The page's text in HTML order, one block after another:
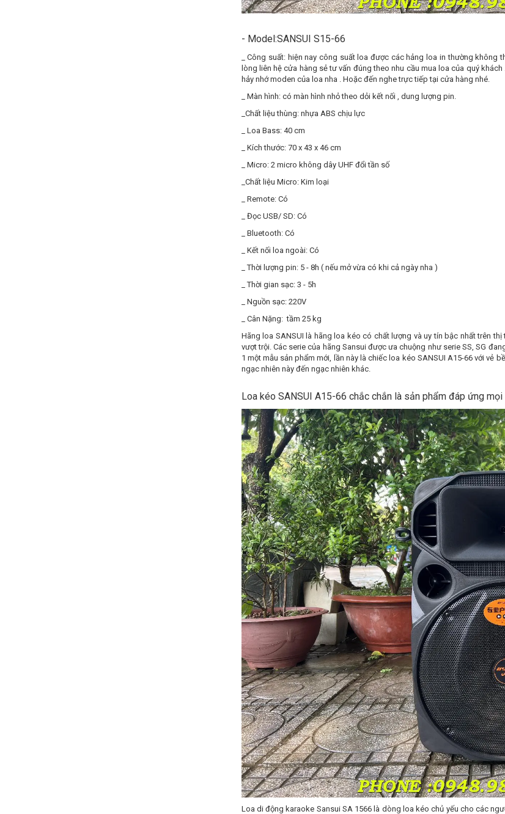
- Model:SANSUI S15-66
_ Công suất: hiện nay công suất loa được các hảng loa in thường
lòng liên hệ cửa hàng sẻ tư vấn đúng theo nhu cầu mua loa của quý
hảy nhớ moden của loa nha . Hoặc đến nghe trực tiếp tại cửa hàng nhé.
_ Màn hình: có màn hình nhỏ theo dỏi kết nối , dung lượng pin.
_Chất liệu thùng: nhựa ABS chịu lực
_ Loa Bass: 40 cm
_ Kích thước: 70 x 43 x 46 cm
_ Micro: 2 micro không dây UHF đổi tần số
_Chất liệu Micro: Kim loại
_ Remote: Có
_ Đọc USB/ SD: Có
_ Bluetooth: Có
_ Kết nối loa ngoài: Có
_ Thời lượng pin: 5 - 8h ( nếu mở vừa có khi cả ngày nha )
_ Thời gian sạc: 3 - 5h
_ Nguồn sạc: 220V
_ Cân Nặng: tầm 25 kg
Hãng loa SANSUI là hãng loa kéo có chất lượng và uy tín bậc nhất trên
vượt trội. Các serie của hãng Sansui được ưa chuộng như serie SS, SG
1 một mẫu sản phẩm mới, lần này là chiếc loa kéo SANSUI A15-66 với
ngạc nhiên này đến ngạc nhiên khác.
Loa kéo SANSUI A15-66 chắc chắn là sản phẩm đáp ứng
Loa di động karaoke Sansui SA 1566 là dòng loa kéo chủ yếu cho các